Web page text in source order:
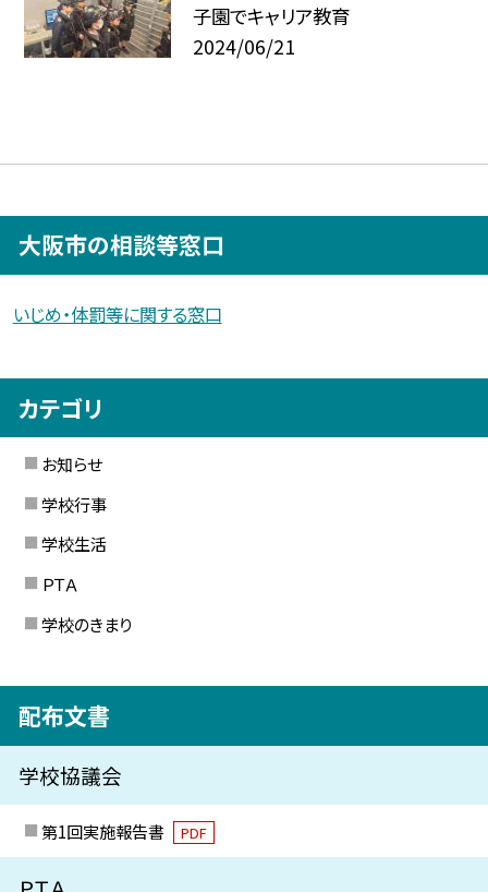
子園でキャリア教育
2024/06/21
大阪市の相談等窓口
いじめ・体罰等に関する窓口
カテゴリ
お知らせ
学校行事
学校生活
ＰＴＡ
学校のきまり
配布文書
学校協議会
第1回実施報告書 PDF